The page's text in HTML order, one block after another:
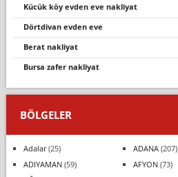
kücük köy evden eve nakliyat
dörtdi̇van evden eve
berat nakliyat
bursa zafer nakliyat
BÖLGELER
Adalar(25) ADANA(207)
ADIYAMAN(59) AFYON(73)